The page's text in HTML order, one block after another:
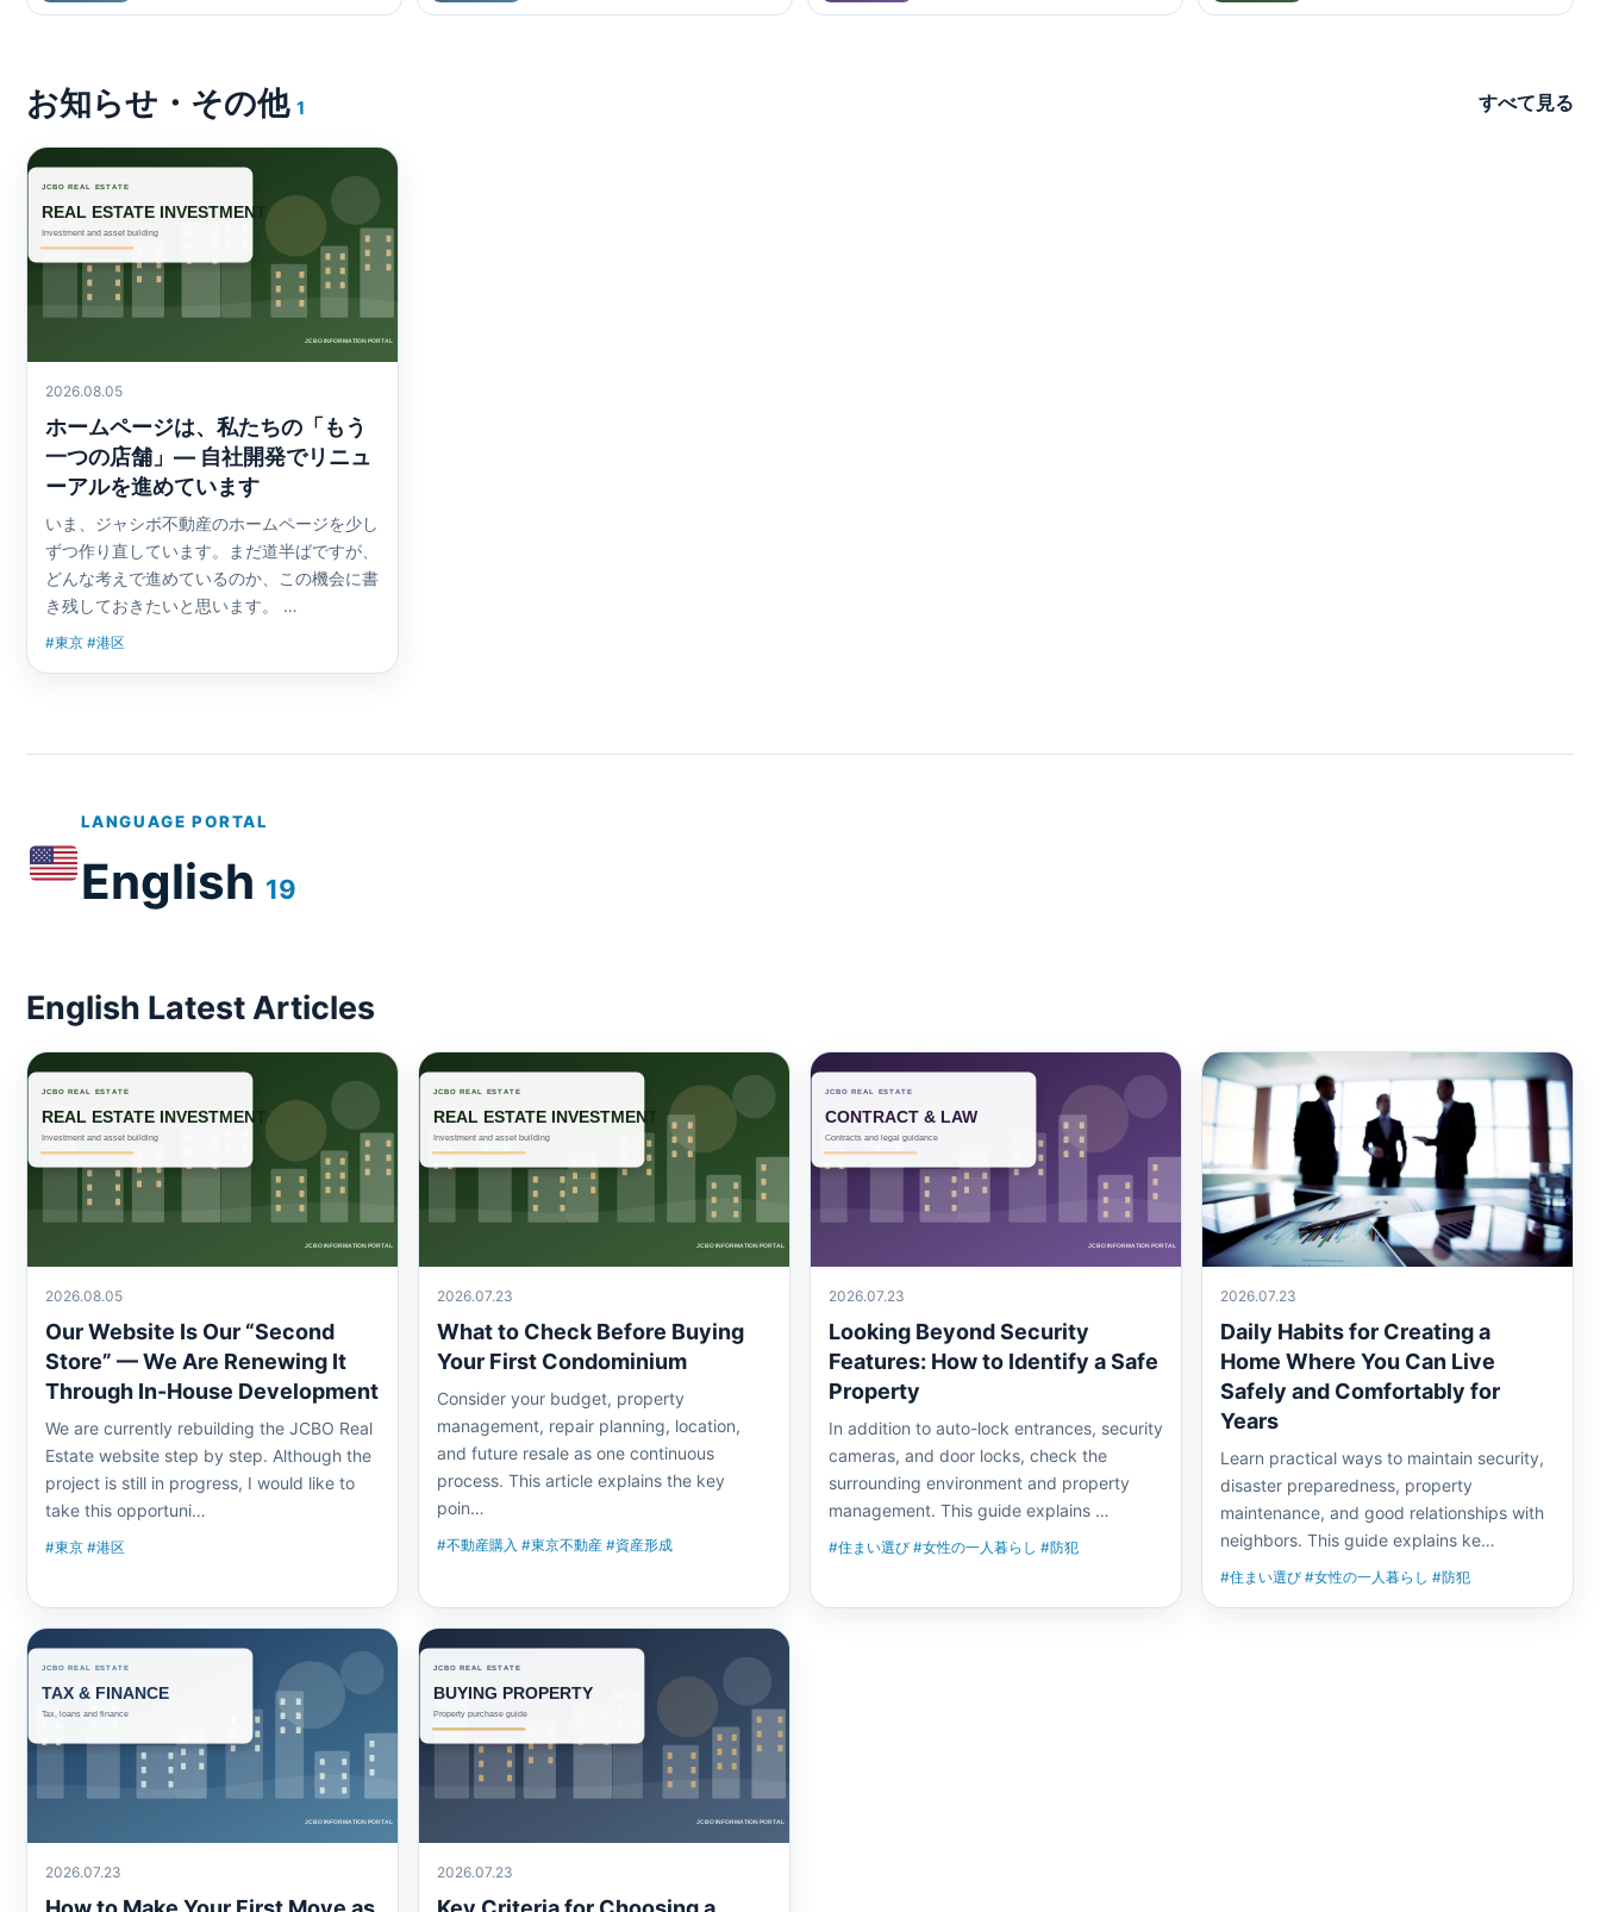
お知らせ・その他 1 すべて見る
2026.08.05
ホームページは、私たちの「もう
一つの店舗」— 自社開発でリニュ
ーアルを進めています
いま、ジャシボ不動産のホームページを少し
ずつ作り直しています。まだ道半ばですが、
どんな考えで進めているのか、この機会に書
き残しておきたいと思います。 …
#東京 #港区
LANGUAGE PORTAL
English 19
English Latest Articles
2026.08.05
Our Website Is Our “Second
Store” — We Are Renewing It
Through In-House Development
We are currently rebuilding the JCBO Real
Estate website step by step. Although the
project is still in progress, I would like to
take this opportuni…
#東京 #港区
2026.07.23
What to Check Before Buying
Your First Condominium
Consider your budget, property
management, repair planning, location,
and future resale as one continuous
process. This article explains the key
poin…
#不動産購入 #東京不動産 #資産形成
2026.07.23
Looking Beyond Security
Features: How to Identify a Safe
Property
In addition to auto-lock entrances, security
cameras, and door locks, check the
surrounding environment and property
management. This guide explains …
#住まい選び #女性の一人暮らし #防犯
2026.07.23
Daily Habits for Creating a
Home Where You Can Live
Safely and Comfortably for
Years
Learn practical ways to maintain security,
disaster preparedness, property
maintenance, and good relationships with
neighbors. This guide explains ke…
#住まい選び #女性の一人暮らし #防犯
2026.07.23 2026.07.23